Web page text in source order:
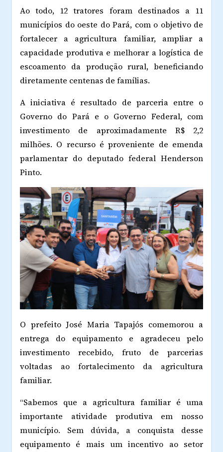
Ao todo, 12 tratores foram destinados a 11
municípios do oeste do Pará, com o objetivo de
fortalecer a agricultura familiar, ampliar a
capacidade produtiva e melhorar a logística de
escoamento da produção rural, beneficiando
diretamente centenas de famílias.
A iniciativa é resultado de parceria entre o
Governo do Pará e o Governo Federal, com
investimento de aproximadamente R$ 2,2
milhões. O recurso é proveniente de emenda
parlamentar do deputado federal Henderson
Pinto.
O prefeito José Maria Tapajós comemorou a
entrega do equipamento e agradeceu pelo
investimento recebido, fruto de parcerias
voltadas ao fortalecimento da agricultura
familiar.
“Sabemos que a agricultura familiar é uma
importante atividade produtiva em nosso
município. Sem dúvida, a conquista desse
equipamento é mais um incentivo ao setor